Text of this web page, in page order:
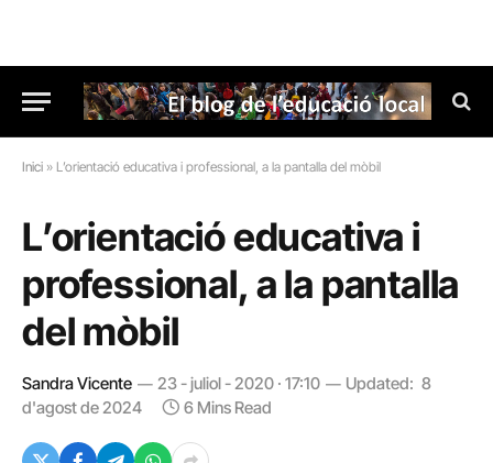
Inici » L’orientació educativa i professional, a la pantalla del mòbil
L’orientació educativa i
professional, a la pantalla
del mòbil
Sandra Vicente 23 - juliol - 2020 · 17:10 Updated: 8
d'agost de 2024
6 Mins Read